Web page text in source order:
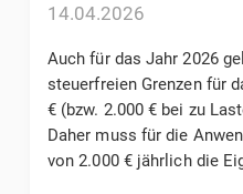
14.04.2026
Auch für das Jahr 2026
steuerfreien Grenzen für
€ (bzw. 2.000 € bei zu
Daher muss für die
von 2.000 € jährlich die